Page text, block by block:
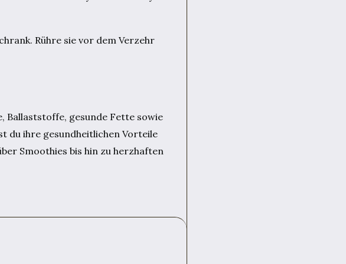
Rühre sie vor dem Verzehr
gesunde Fette sowie
du ihre gesundheitlichen Vorteile
Smoothies bis hin zu herzhaften